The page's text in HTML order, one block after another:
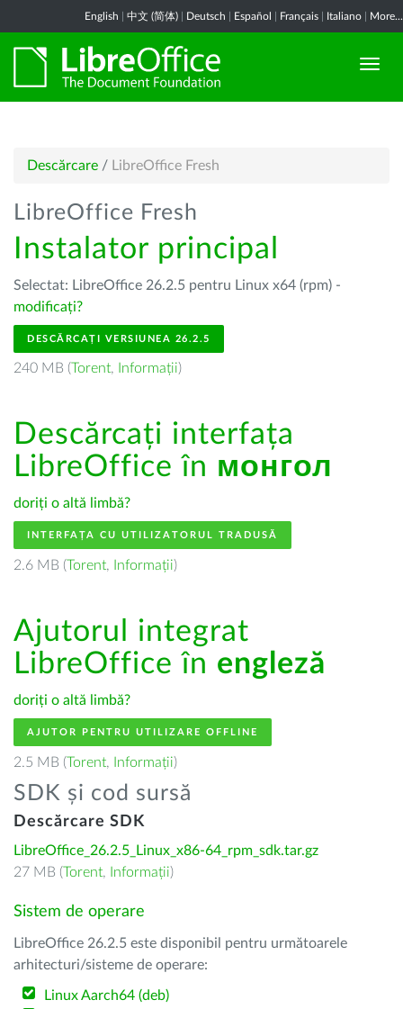
English 中文 (简体) Deutsch Español Français Italiano More...
Descărcare / LibreOffice Fresh
LibreOffice Fresh
Instalator principal
Selectat: LibreOffice 26.2.5 pentru Linux x64 (rpm) -
modificați?
DESCĂRCAȚI VERSIUNEA 26.2.5
240 MB (Torent, Informații)
Descărcați interfața
LibreOffice în монгол
doriți o altă limbă?
INTERFAȚA CU UTILIZATORUL TRADUSĂ
2.6 MB (Torent, Informații)
Ajutorul integrat
LibreOffice în engleză
doriți o altă limbă?
AJUTOR PENTRU UTILIZARE OFFLINE
2.5 MB (Torent, Informații)
SDK și cod sursă
Descărcare SDK
LibreOffice_26.2.5_Linux_x86-64_rpm_sdk.tar.gz
27 MB (Torent, Informații)
Sistem de operare
LibreOffice 26.2.5 este disponibil pentru următoarele
arhitecturi/sisteme de operare:
Linux Aarch64 (deb)